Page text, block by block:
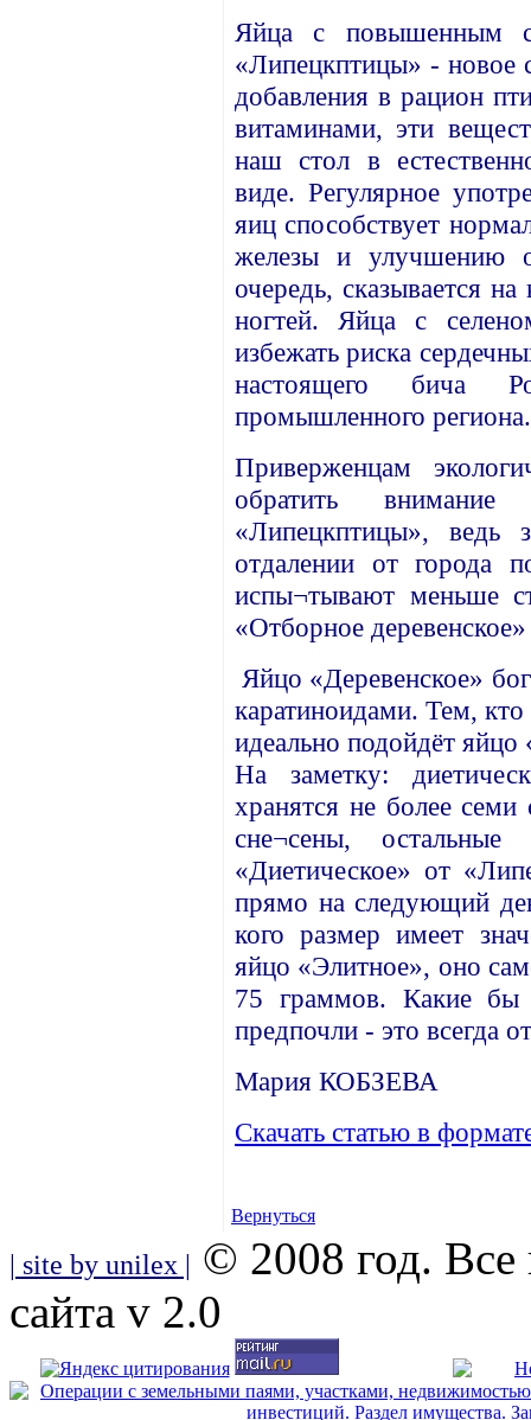
Яйца с повышенным
«Липецкптицы» - новое
добавления в рацион
витаминами, эти
наш стол в
виде. Регулярное
яиц способствует
железы и улучшению
очередь, сказывается
ногтей. Яйца с
избежать риска
настоящего бича
промышленного региона.
Приверженцам
обратить
«Липецкптицы», ведь
отдалении от города
испы¬тывают меньше
«Отборное
Яйцо «Деревенское»
каратиноидами. Тем,
идеально подойдёт
На заметку:
хранятся не более
сне¬сены,
«Диетическое» от
прямо на следующий
кого размер имеет
яйцо «Элитное», оно
75 граммов. Какие
предпочли - это всегда
Мария КОБЗЕВА
Скачать статью в
Вернуться
| site by unilex | © 2008 год.
сайта v 2.0